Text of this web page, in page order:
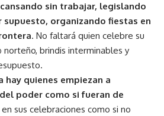
sin trabajar, legislando
supuesto, organizando fiestas en
. No faltará quien celebre su
norteño, brindis interminables y
hay quienes empiezan a
poder como si fueran de
sus celebraciones como si no